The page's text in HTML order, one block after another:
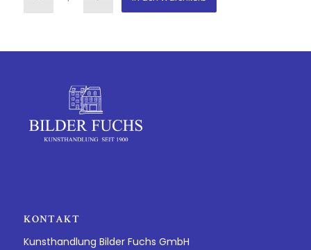
KONTAKT
Kunsthandlung Bilder Fuchs GmbH